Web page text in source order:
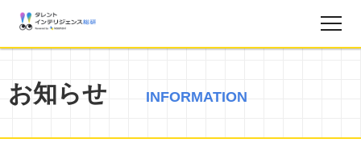
お知らせ INFORMATION